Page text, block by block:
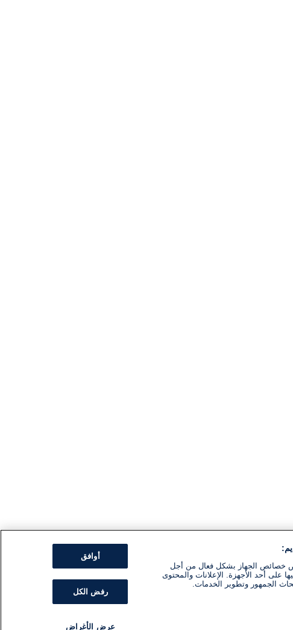
خصائص الجهاز بشكل فعال من أجل
على أحد الأجهزة. الإعلانات والمحتوى
الجمهور وتطوير الخدمات.
أوافق
رفض الكل
عرض الأغراض